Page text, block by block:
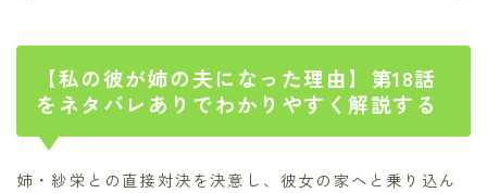
【私の彼が姉の夫になった理由】第18話
をネタバレありでわかりやすく解説する
姉・紗栄との直接対決を決意し、彼女の家へと乗り込ん